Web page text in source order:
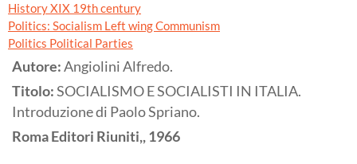
History XIX 19th century
Politics: Socialism Left wing Communism
Politics Political Parties
Autore:Angiolini Alfredo.
Titolo:SOCIALISMO E SOCIALISTI IN ITALIA.
Introduzione di Paolo Spriano.
RomaEditori Riuniti,,1966